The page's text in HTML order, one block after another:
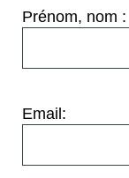
Prénom, nom :
Email: